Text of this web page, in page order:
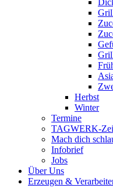
Herbst
Winter
Termine
TAGWERK-
Mach dich
Infobrief
Jobs
Über Uns
Erzeugen &